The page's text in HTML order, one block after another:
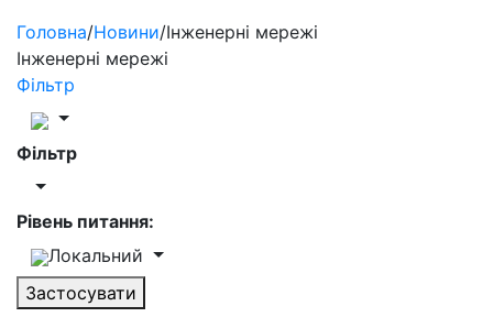
Головна/Новини/Інженерні мережі
Інженерні мережі
Фільтр
Фільтр
Рівень питання:
Локальний
Застосувати